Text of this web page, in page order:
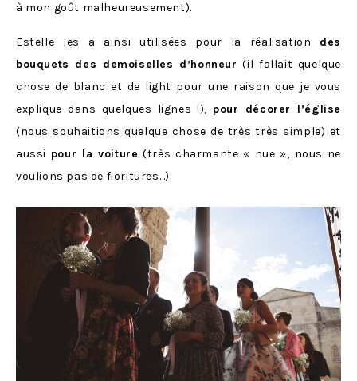
à mon goût malheureusement).
Estelle les a ainsi utilisées pour la réalisation des
bouquets des demoiselles d’honneur (il fallait quelque
chose de blanc et de light pour une raison que je vous
explique dans quelques lignes !), pour décorer l’église
(nous souhaitions quelque chose de très très simple) et
aussi pour la voiture (très charmante « nue », nous ne
voulions pas de fioritures…).